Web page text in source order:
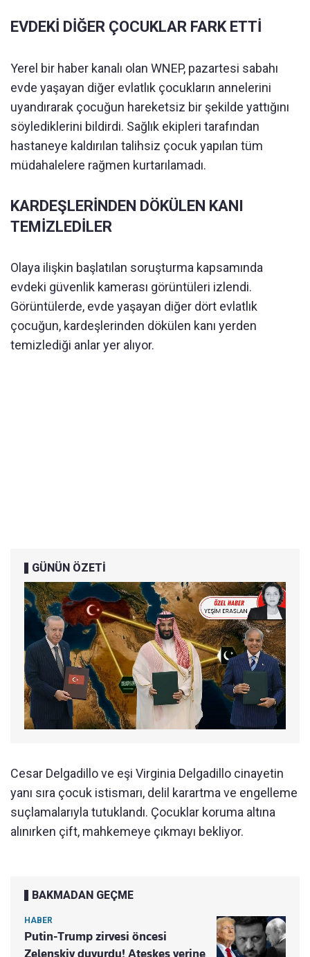
EVDEKİ DİĞER ÇOCUKLAR FARK ETTİ
Yerel bir haber kanalı olan WNEP, pazartesi sabahı
evde yaşayan diğer evlatlık çocukların annelerini
uyandırarak çocuğun hareketsiz bir şekilde yattığını
söylediklerini bildirdi. Sağlık ekipleri tarafından
hastaneye kaldırılan talihsiz çocuk yapılan tüm
müdahalelere rağmen kurtarılamadı.
KARDEŞLERİNDEN DÖKÜLEN KANI
TEMİZLEDİLER
Olaya ilişkin başlatılan soruşturma kapsamında
evdeki güvenlik kamerası görüntüleri izlendi.
Görüntülerde, evde yaşayan diğer dört evlatlık
çocuğun, kardeşlerinden dökülen kanı yerden
temizlediği anlar yer alıyor.
GÜNÜN ÖZETİ
Cesar Delgadillo ve eşi Virginia Delgadillo cinayetin
yanı sıra çocuk istismarı, delil karartma ve engelleme
suçlamalarıyla tutuklandı. Çocuklar koruma altına
alınırken çift, mahkemeye çıkmayı bekliyor.
BAKMADAN GEÇME
HABER
Putin-Trump zirvesi öncesi
Zelenskiy duyurdu! Ateşkes yerine